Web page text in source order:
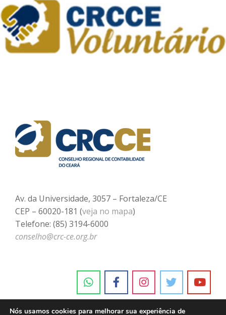
Av. da Universidade, 3057 – Fortaleza/CE
CEP – 60020-181 (veja no mapa)
Telefone: (85) 3194-6000
conselho@crc-ce.org.br
Nós usamos cookies para melhorar sua experiência de